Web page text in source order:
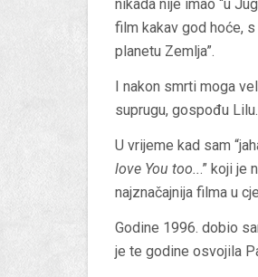
nikada nije imao “u
film kakav god hoće,
planetu Zemlja”.
I nakon smrti moga
suprugu, gospođu Lilu.
U vrijeme kad sam
love You too...” koji je
najznačajnija filma u
Godine 1996. dobio
je te godine osvojila